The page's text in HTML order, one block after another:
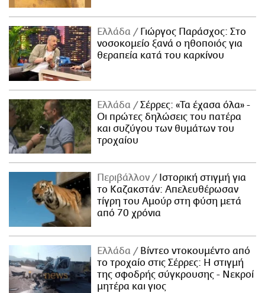
Ελλάδα
Γιώργος Παράσχος: Στο
νοσοκομείο ξανά ο ηθοποιός για
θεραπεία κατά του καρκίνου
Ελλάδα
Σέρρες: «Τα έχασα όλα» -
Οι πρώτες δηλώσεις του πατέρα
και συζύγου των θυμάτων του
τροχαίου
Περιβάλλον
Ιστορική στιγμή για
το Καζακστάν: Απελευθέρωσαν
τίγρη του Αμούρ στη φύση μετά
από 70 χρόνια
Ελλάδα
Βίντεο ντοκουμέντο από
το τροχαίο στις Σέρρες: Η στιγμή
της σφοδρής σύγκρουσης - Νεκροί
μητέρα και γιος